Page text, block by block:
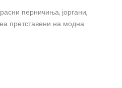
перничиња, јоргани,
претставени на модна